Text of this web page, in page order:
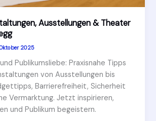
Ausstellungen & Theater
2025
Publikumsliebe: Praxisnahe Tipps
von Ausstellungen bis
Barrierefreiheit, Sicherheit
Vermarktung. Jetzt inspirieren,
und Publikum begeistern.